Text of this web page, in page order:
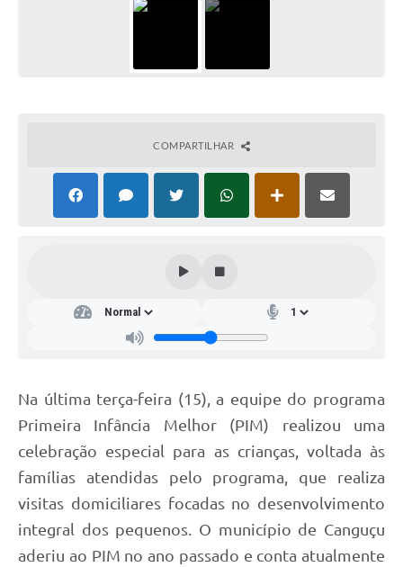
COMPARTILHAR
Na última terça-feira (15), a equipe do programa
Primeira Infância Melhor (PIM) realizou uma
celebração especial para as crianças, voltada às
famílias atendidas pelo programa, que realiza
visitas domiciliares focadas no desenvolvimento
integral dos pequenos. O município de Canguçu
aderiu ao PIM no ano passado e conta atualmente